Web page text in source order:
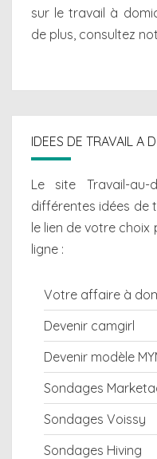
sur le travail à
de plus, consultez
IDEES DE TRAVAIL A
Le site Travail-au-
différentes idées de
le lien de votre
ligne :
Votre affaire à
Devenir camgirl
Devenir modèle
Sondages
Sondages Voissy
Sondages Hiving